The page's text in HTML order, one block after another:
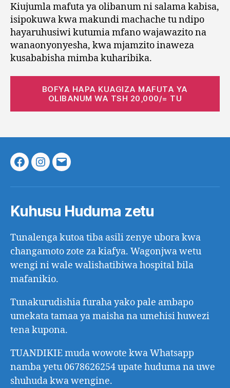
Kiujumla mafuta ya olibanum ni salama kabisa,
isipokuwa kwa makundi machache tu ndipo
hayaruhusiwi kutumia mfano wajawazito na
wanaonyonyesha, kwa mjamzito inaweza
kusababisha mimba kuharibika.
BOFYA HAPA KUAGIZA MAFUTA YA
OLIBANUM WA TSH 20,000/= TU
Facebook
Instagram
Email
Kuhusu Huduma zetu
Tunalenga kutoa tiba asili zenye ubora kwa
changamoto zote za kiafya. Wagonjwa wetu
wengi ni wale walishatibiwa hospital bila
mafanikio.
Tunakurudishia furaha yako pale ambapo
umekata tamaa ya maisha na umehisi huwezi
tena kupona.
TUANDIKIE muda wowote kwa Whatsapp
namba yetu 0678626254 upate huduma na uwe
shuhuda kwa wengine.